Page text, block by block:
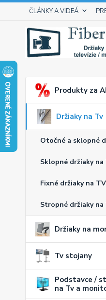
ČLÁNKY A VIDEÁ
Produkty za
Držiaky na Tv
Otočné a sklopné
Sklopné držiaky na
Fixné držiaky na TV
Stropné držiaky na
Držiaky na
Tv stojany
Podstavce /
na Tv a